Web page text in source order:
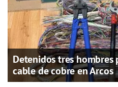
Detenidos tres
cable de cobre en Arcos